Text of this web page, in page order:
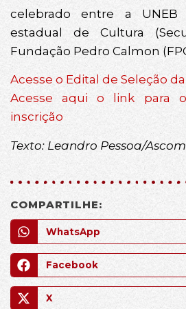
celebrado entre a UNEB
estadual de Cultura
Fundação Pedro Calmon
Acesse o Edital de Seleção
Acesse aqui o link para
inscrição
Texto: Leandro Pessoa/Ascom
COMPARTILHE:
WhatsApp
Facebook
X